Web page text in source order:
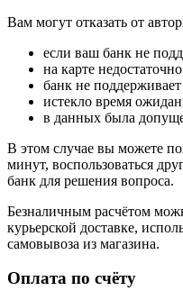
Вам могут отказать от
если ваш банк не
на карте
банк не
истекло время
в данных была
В этом случае вы можете
минут, воспользоваться
банк для решения вопроса.
Безналичным расчётом
курьерской доставке,
самовывоза из магазина.
Оплата по счёту